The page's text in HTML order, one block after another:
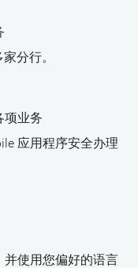
分行。
项业务
应用程序安全办理
使用您偏好的语言